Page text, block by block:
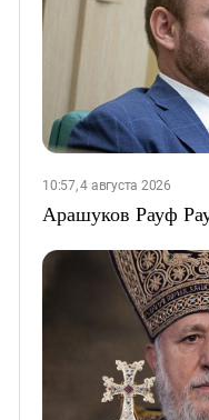
10:57, 4 августа 2026
Арашуков Рауф